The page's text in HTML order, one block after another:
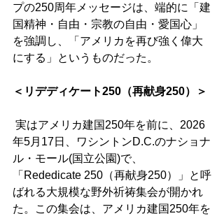
プの250周年メッセージは、端的に「建
国精神・自由・宗教の自由・愛国心」
を強調し、「アメリカを再び強く偉大
にする」というものだった。
＜リデディケート250（再献身250）＞
実はアメリカ建国250年を前に、2026
年5月17日、ワシントンD.C.のナショナ
ル・モール(国立公園)で、
「Rededicate 250（再献身250）」と呼
ばれる大規模な野外祈祷集会が開かれ
た。この集会は、アメリカ建国250年を